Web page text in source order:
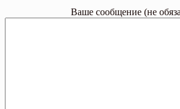
Ваше сообщение (не